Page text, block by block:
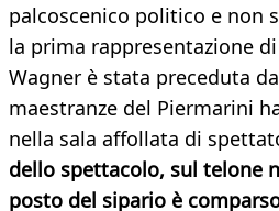
palcoscenico politico e non
la prima rappresentazione di
Wagner è stata preceduta
maestranze del Piermarini
nella sala affollata di
dello spettacolo, sul telone
posto del sipario è